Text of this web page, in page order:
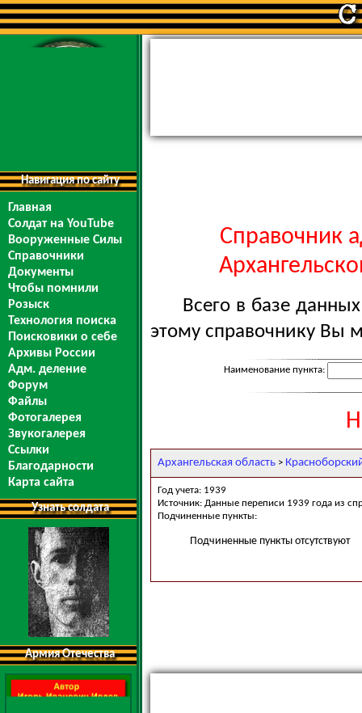
Навигация по сайту
Главная
Солдат на YouTube
Вооруженные Силы
Справочники
Документы
Чтобы помнили
Розыск
Технология поиска
Поисковики о себе
Архивы России
Адм. деление
Форум
Файлы
Фотогалерея
Звукогалерея
Ссылки
Благодарности
Карта сайта
Узнать солдата
Армия Отечества
Справочник
Всего в базе
этому справочнику Вы
Наименование пункта:
Архангельская область >
Год учета: 1939
Источник: Данные переписи 1939 года из
Подчиненные пункты:
Подчиненные пункты отсутствуют